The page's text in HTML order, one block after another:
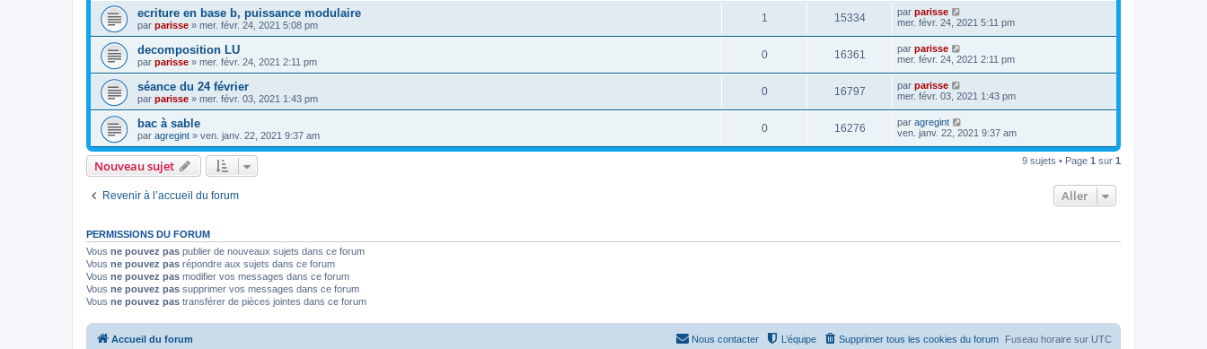
ecriture en base b, puissance modulaire
par parisse » mer. févr. 24, 2021 5:08 pm
1 15334 par parisse
mer. févr. 24, 2021 5:11 pm
decomposition LU
par parisse » mer. févr. 24, 2021 2:11 pm
0 16361 par parisse
mer. févr. 24, 2021 2:11 pm
séance du 24 février
par parisse » mer. févr. 03, 2021 1:43 pm
0 16797 par parisse
mer. févr. 03, 2021 1:43 pm
bac à sable
par agregint » ven. janv. 22, 2021 9:37 am
0 16276 par agregint
ven. janv. 22, 2021 9:37 am
Nouveau sujet 9 sujets • Page 1 sur 1
Revenir à l’accueil du forum Aller
PERMISSIONS DU FORUM
Vous ne pouvez pas publier de nouveaux sujets dans ce forum
Vous ne pouvez pas répondre aux sujets dans ce forum
Vous ne pouvez pas modifier vos messages dans ce forum
Vous ne pouvez pas supprimer vos messages dans ce forum
Vous ne pouvez pas transférer de pièces jointes dans ce forum
Accueil du forum Fuseau horaire sur UTC
Supprimer tous les cookies du forum
L’équipe
Nous contacter